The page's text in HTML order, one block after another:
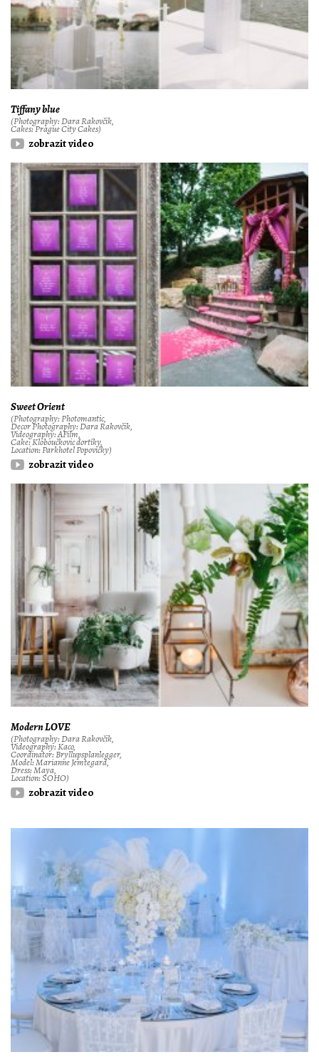
Tiffany blue
(Photography: Dara Rakovčik,
Cakes: Prague City Cakes)
zobrazit video
Sweet Orient
(Photography: Photomantic,
Decor Photography: Dara Rakovčik,
Videography: AFilm,
Cake: Kloboučkovic dortíky,
Location: Parkhotel Popovičky)
zobrazit video
Modern LOVE
(Photography: Dara Rakovčik,
Videography: Kaco,
Coordinator: Bryllupsplanlegger,
Model: Marianne Jemtegard,
Dress: Maya,
Location: SOHO)
zobrazit video